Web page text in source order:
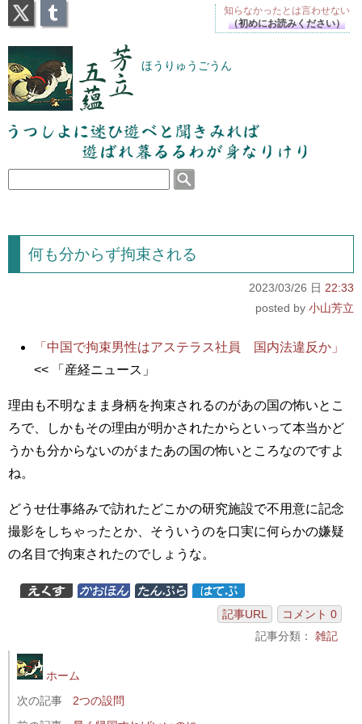
芳立五蘊 ほうりゅうごうん
うつしよに迷ひ遊べと聞きみれば遊ばれ暮るるわが
身なりけり
何も分からず拘束される
2023/03/26 日 22:33
小山芳立
「中国で拘束男性はアステラス社員 国内法違反か」
<< 「産経ニュース」
理由も不明なまま身柄を拘束されるのがあの国の怖いとこ
ろで、しかもその理由が明かされたからといって本当かど
うかも分からないのがまたあの国の怖いところなのですよ
ね。
どうせ仕事絡みで訪れたどこかの研究施設で不用意に記念
撮影をしちゃったとか、そういうのを口実に何らかの嫌疑
の名目で拘束されたのでしょうな。
記事URL
コメント 0
記事分類： 雑記
ホーム
次の記事
2つの設問
知らなかったとは言わせない
（初めにお読みください）
X Tumblr